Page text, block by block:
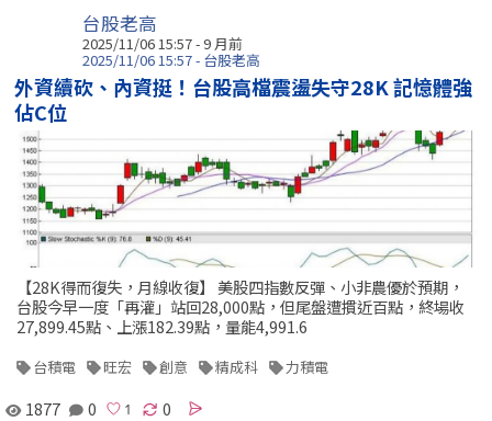
台股老高
2025/11/06 15:57 - 9 月前
2025/11/06 15:57 - 台股老高
外資續砍、內資挺！台股高檔震盪失守28K 記憶體強
佔C位
【28K得而復失，月線收復】 美股四指數反彈、小非農優於預期，
台股今早一度「再灌」站回28,000點，但尾盤遭摜近百點，終場收
27,899.45點、上漲182.39點，量能4,991.6
台積電 旺宏 創意 精成科 力積電
1877 0 0